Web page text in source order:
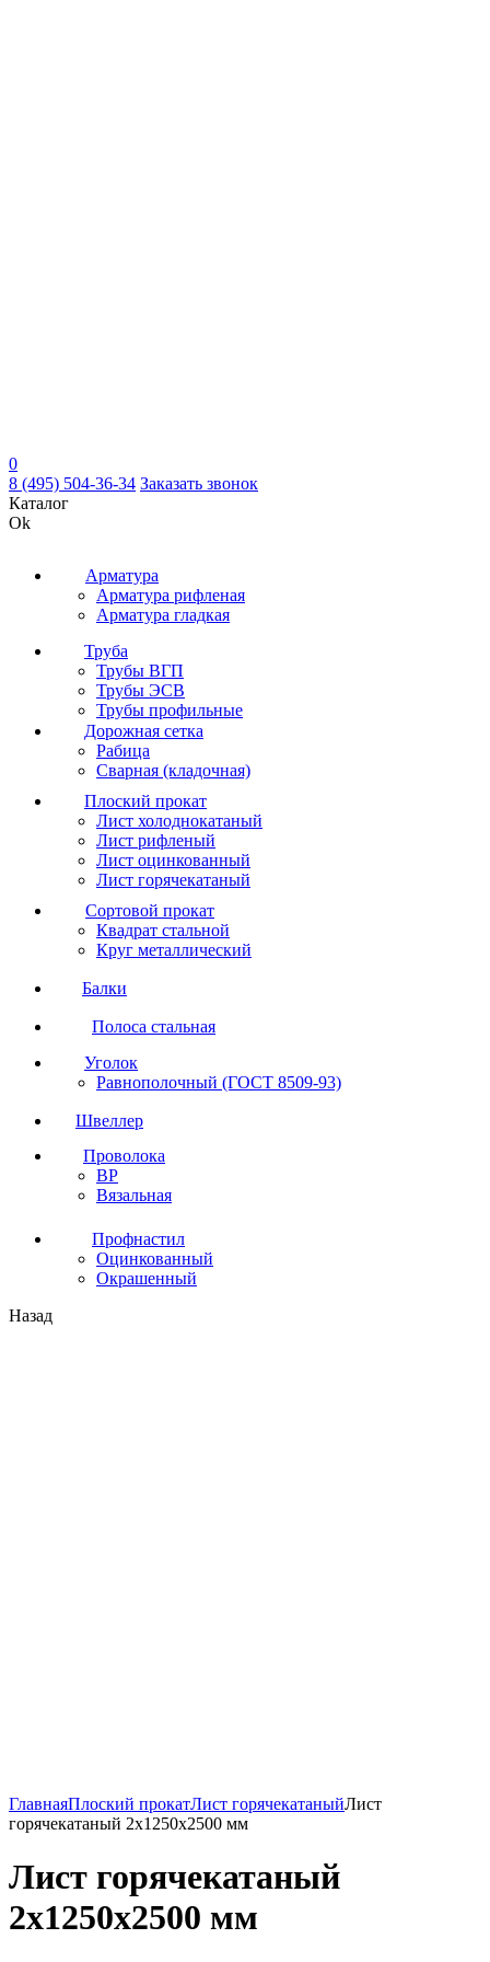
0
8 (495) 504-36-34 Заказать звонок
Каталог
Ok
Арматура
Арматура рифленая
Арматура гладкая
Труба
Трубы ВГП
Трубы ЭСВ
Трубы профильные
Дорожная сетка
Рабица
Сварная (кладочная)
Плоский прокат
Лист холоднокатаный
Лист рифленый
Лист оцинкованный
Лист горячекатаный
Сортовой прокат
Квадрат стальной
Круг металлический
Балки
Полоса стальная
Уголок
Равнополочный (ГОСТ 8509-93)
Швеллер
Проволока
ВР
Вязальная
Профнастил
Оцинкованный
Окрашенный
Назад
ГлавнаяПлоский прокатЛист горячекатаныйЛист
горячекатаный 2х1250х2500 мм
Лист горячекатаный
2х1250х2500 мм